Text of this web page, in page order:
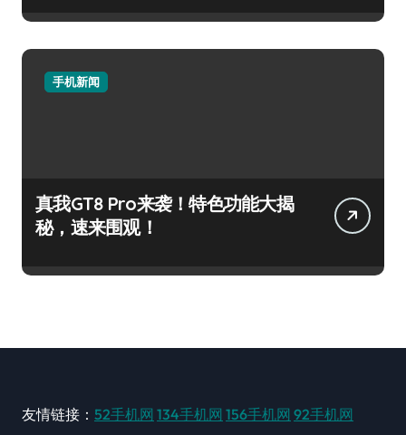
手机新闻
真我GT8 Pro来袭！特色功能大揭
秘，速来围观！
友情链接： 52手机网 134手机网 156手机网 92手机网